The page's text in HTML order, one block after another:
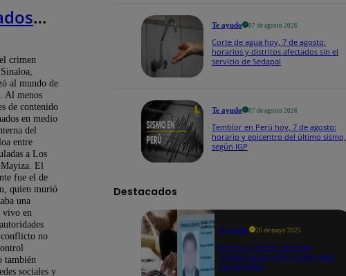
el
crimen
al mundo de
Al menos
de contenido
en medio
del
entre
a Los
El
fue el de
quien murió
una
vivo en
conflicto no
también
sociales y
Te ayudo 07 de agosto 2026
Corte de agua hoy, 7 de agosto:
horarios y distritos afectados sin el
servicio de Sedapal
Te ayudo 07 de agosto 2026
Temblor en Perú hoy, 7 de agosto:
horario y epicentro del último sismo,
según IGP
Destacados
Te ayudo 26 de mayo 2025
Revisa si tienes deudas
consultando con tu DNI: aquí
los detalles